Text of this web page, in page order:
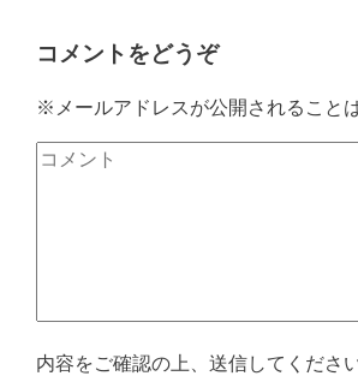
コメントをどうぞ
※メールアドレスが公開されること
内容をご確認の上、送信してください